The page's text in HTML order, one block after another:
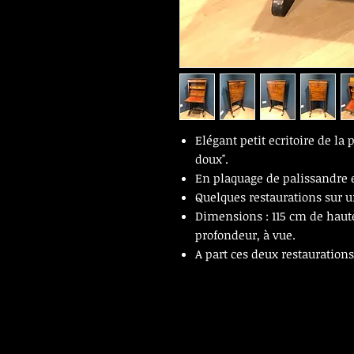
Elégant petit ecritoire de la
doux".
En plaquage de
Quelques restaurations sur
Dimensions : 115 cm de
profondeur, à vue.
A part ces deux